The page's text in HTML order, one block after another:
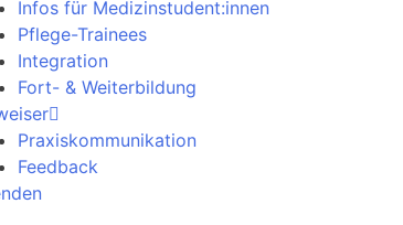
Infos für Medizinstudent:innen
Pflege-Trainees
Integration
Fort- & Weiterbildung
Praxiskommunikation
Feedback